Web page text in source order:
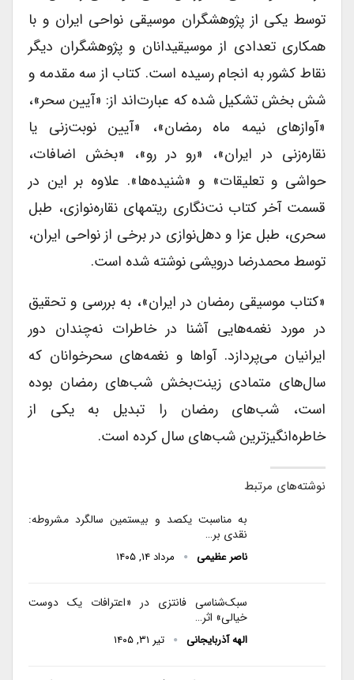
توسط یکی از پژوهشگران موسیقی نواحی ایران و با
همکاری تعدادی از موسیقیدانان و پژوهشگران دیگر
نقاط کشور به انجام رسیده است. کتاب از سه مقدمه و
شش بخش تشکیل شده که عبارت‌اند از: «آیین سحر»،
«آوازهای نیمه ماه رمضان»، «آیین نوبت‌زنی یا
نقاره‌زنی در ایران»، «رو در رو»، «بخش اضافات،
حواشی و تعلیقات» و «شنیده‌ها». علاوه بر این در
قسمت آخر کتاب نت‌نگاری ریتم­های نقاره‌نوازی، طبل
سحری، طبل عزا و دهل‌نوازی در برخی از نواحی ایران،
توسط محمدرضا درویشی نوشته شده است.
«کتاب موسیقی رمضان در ایران»،‌ به بررسی و تحقیق
در مورد نغمه‌هایی آشنا در خاطرات نه‌چندان دور
ایرانیان می‌پردازد. آواها و نغمه‌های سحرخوانان که
سال‌های متمادی زینت‌بخش شب‌های رمضان بوده
است، شب‌های رمضان را تبدیل به یکی از
خاطره‌انگیزترین شب‌های سال کرده است.
نوشته‌های مرتبط
به مناسبت یکصد و بیستمین سالگرد مشروطه:
نقدی بر…
ناصر عظیمی مرداد ۱۴, ۱۴۰۵
سبک‌شناسی فانتزی در «اعترافات یک دوست
خیالی» اثر…
الهه آذربایجانی تیر ۳۱, ۱۴۰۵